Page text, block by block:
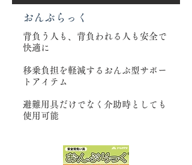
​おんぶらっく
背負う人も、背負われる人も安全で
快適に
移乗負担を軽減するおんぶ型サポー
トアイテム
避難用具だけでなく介助時としても
使用可能